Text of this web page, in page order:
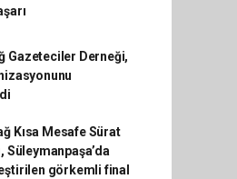
Gazeteciler Derneği,
Kısa Mesafe Sürat
Süleymanpaşa’da
görkemli final